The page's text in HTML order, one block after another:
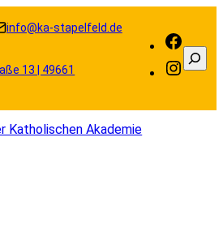
info@ka-stapelfeld.de
13 | 49661